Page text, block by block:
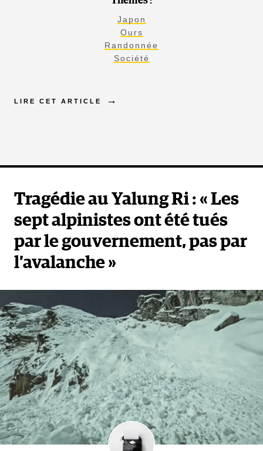
Japon
Ours
Randonnée
Société
LIRE CET ARTICLE
Tragédie au Yalung Ri : « Les
sept alpinistes ont été tués
par le gouvernement, pas par
l’avalanche »